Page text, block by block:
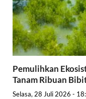
Pemulihkan
Tanam Ribuan
Selasa, 28 Juli 2026 -